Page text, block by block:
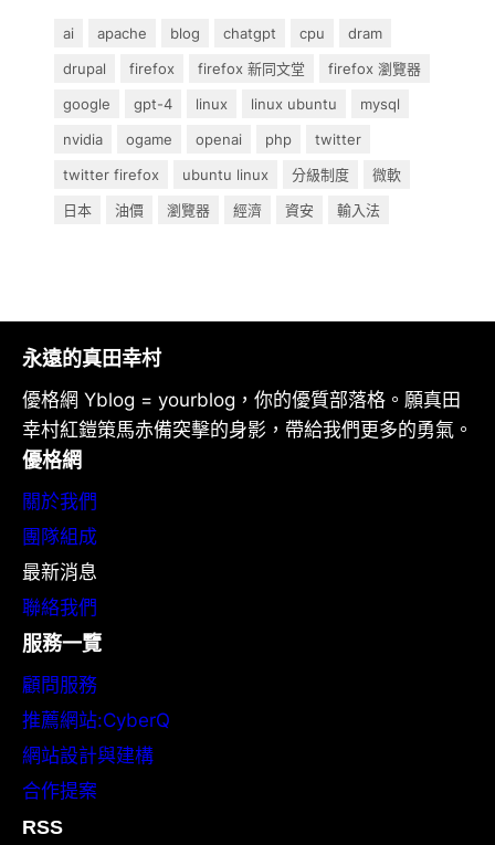
ai apache blog chatgpt cpu
dram
drupal
firefox firefox 新同文堂
firefox 瀏覽器
google
gpt-4 linux linux ubuntu
mysql
nvidia
ogame openai php
twitter
twitter firefox
ubuntu linux 分級制度
微軟
日本
油價 瀏覽器 經濟 資安 輸入法
永遠的真田幸村
優格網 Yblog = yourblog，你的優質部落格。願真田
幸村紅鎧策馬赤備突擊的身影，帶給我們更多的勇氣。
優格網
關於我們
團隊組成
最新消息
聯絡我們
服務一覽
顧問服務
推薦網站:CyberQ
網站設計與建構
合作提案
RSS